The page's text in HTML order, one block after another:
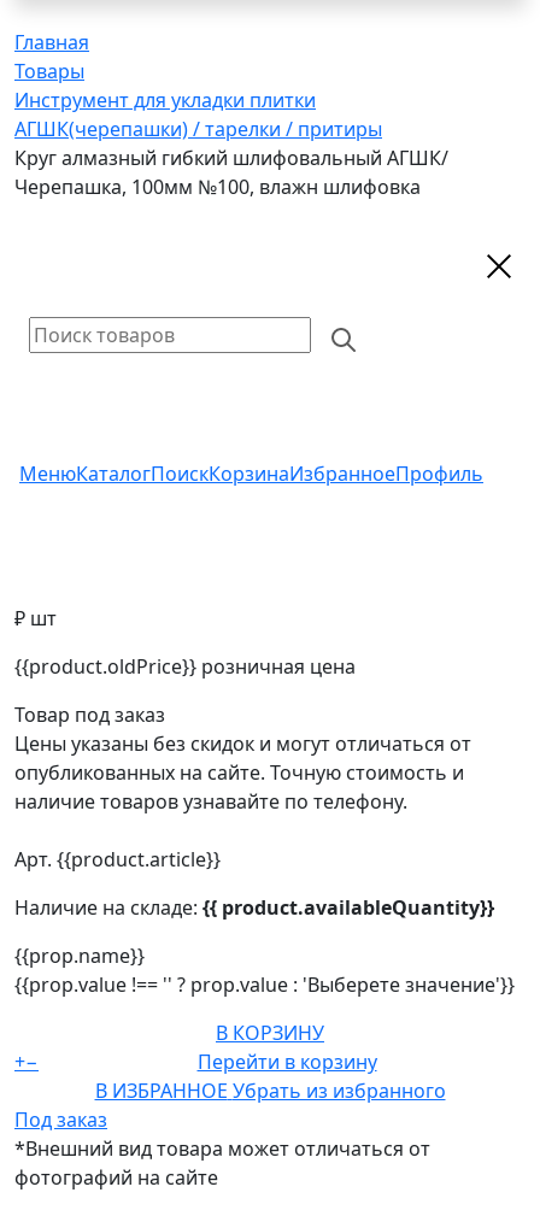
Главная
Товары
Инструмент для укладки плитки
АГШК(черепашки) / тарелки / притиры
Круг алмазный гибкий шлифовальный АГШК/
Черепашка, 100мм №100, влажн шлифовка
МенюКаталогПоискКорзинаИзбранноеПрофиль
₽ шт
{{product.oldPrice}} розничная цена
Товар под заказ
Цены указаны без скидок и могут отличаться от
опубликованных на сайте. Точную стоимость и
наличие товаров узнавайте по телефону.
Арт. {{product.article}}
Наличие на складе: {{ product.availableQuantity}}
{{prop.name}}
{{prop.value !== '' ? prop.value : 'Выберете значение'}}
В КОРЗИНУ
+−
Перейти в корзину
В ИЗБРАННОЕ Убрать из избранного
Под заказ
*Внешний вид товара может отличаться от
фотографий на сайте